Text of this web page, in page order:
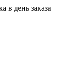
в день заказа